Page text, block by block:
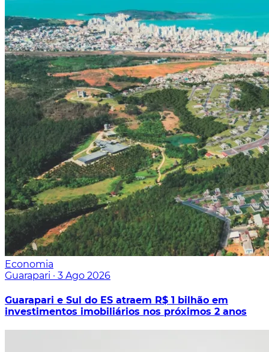
Economia
Guarapari · 3 Ago 2026
Guarapari e Sul do ES atraem R$ 1 bilhão em
investimentos imobiliários nos próximos 2 anos